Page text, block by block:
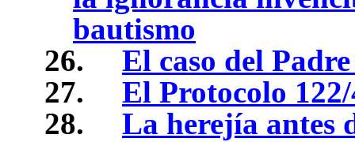
bautismo
26.
El caso del
27.
El Protocolo
28.
La herejía antes